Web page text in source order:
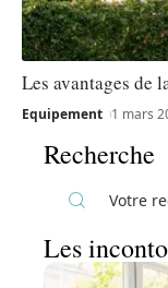
Les avantages de
Equipement 1 mars
Recherche
Les